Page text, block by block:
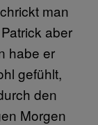
man
aber
habe er
gefühlt,
den
Morgen